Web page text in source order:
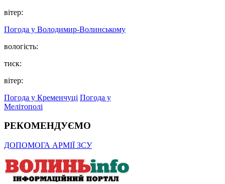
вітер:
Погода у Володимир-Волинському
вологість:
тиск:
вітер:
Погода у Кременчуці Погода у
Мелітополі
РЕКОМЕНДУЄМО
ДОПОМОГА АРМІЇ ЗСУ